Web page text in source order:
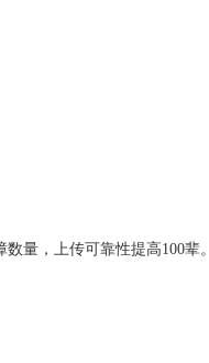
数量，上传可靠性提高100辈。